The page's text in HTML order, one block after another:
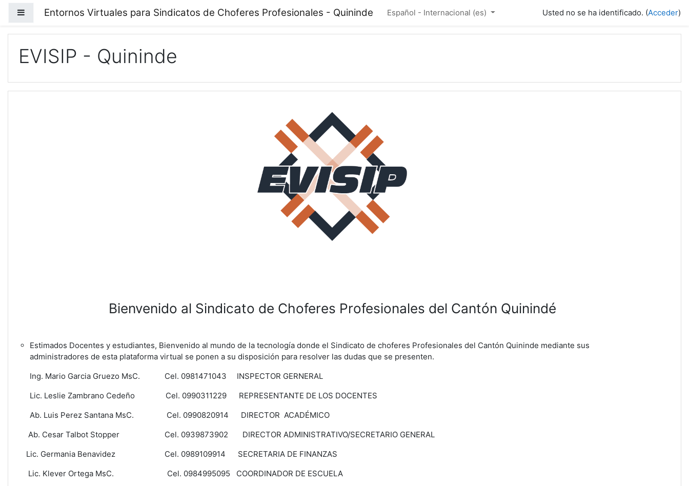
Panel lateral
Entornos Virtuales para Sindicatos de Choferes Profesionales - Quininde Español - Internacional ‎(es)‎ Usted no se ha identificado. (Acceder)
EVISIP - Quininde
Bienvenido al Sindicato de Choferes Profesionales del Cantón Quinindé
Estimados Docentes y estudiantes, Bienvenido al mundo de la tecnología donde el Sindicato de choferes Profesionales del Cantón Quininde mediante sus
administradores de esta plataforma virtual se ponen a su disposición para resolver las dudas que se presenten.
Ing. Mario Garcia Gruezo MsC. Cel. 0981471043 INSPECTOR GERNERAL
Lic. Leslie Zambrano Cedeño Cel. 0990311229 REPRESENTANTE DE LOS DOCENTES
Ab. Luis Perez Santana MsC. Cel. 0990820914 DIRECTOR ACADÉMICO
Ab. Cesar Talbot Stopper Cel. 0939873902 DIRECTOR ADMINISTRATIVO/SECRETARIO GENERAL
Lic. Germania Benavidez Cel. 0989109914 SECRETARIA DE FINANZAS
Lic. Klever Ortega MsC. Cel. 0984995095 COORDINADOR DE ESCUELA